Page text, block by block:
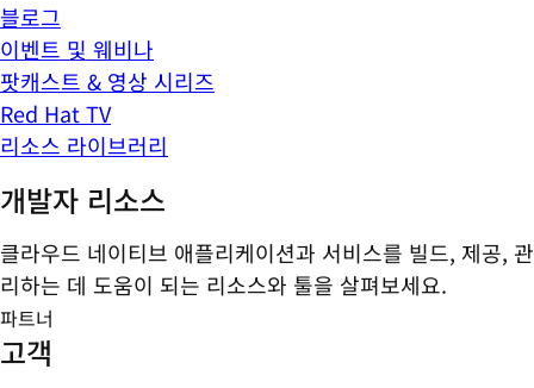
블로그
이벤트 및 웨비나
팟캐스트 & 영상 시리즈
Red Hat TV
리소스 라이브러리
개발자 리소스
클라우드 네이티브 애플리케이션과 서비스를 빌드, 제공, 관
리하는 데 도움이 되는 리소스와 툴을 살펴보세요.
파트너
고객